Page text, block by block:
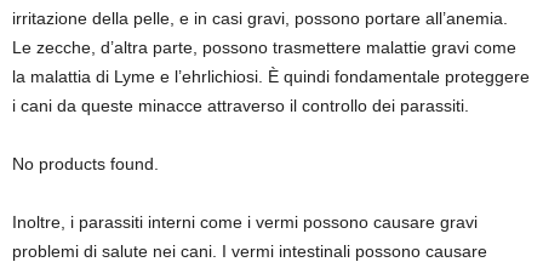
irritazione della pelle, e in casi gravi, possono portare all’anemia.
Le zecche, d’altra parte, possono trasmettere malattie gravi come
la malattia di Lyme e l’ehrlichiosi. È quindi fondamentale proteggere
i cani da queste minacce attraverso il controllo dei parassiti.
No products found.
Inoltre, i parassiti interni come i vermi possono causare gravi
problemi di salute nei cani. I vermi intestinali possono causare